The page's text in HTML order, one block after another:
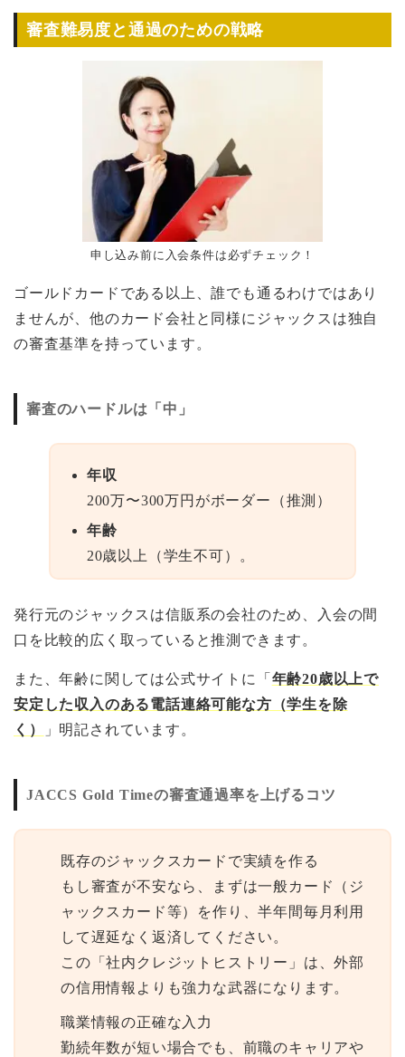
審査難易度と通過のための戦略
申し込み前に入会条件は必ずチェック！
ゴールドカードである以上、誰でも通るわけではあり
ませんが、他のカード会社と同様にジャックスは独自
の審査基準を持っています。
審査のハードルは「中」
年収
200万〜300万円がボーダー（推測）
年齢
20歳以上（学生不可）。
発行元のジャックスは信販系の会社のため、入会の間
口を比較的広く取っていると推測できます。
また、年齢に関しては公式サイトに「 年齢20歳以上で
安定した収入のある電話連絡可能な方（学生を除
く）
」明記されています。
JACCS Gold Timeの審査通過率を上げるコツ
既存のジャックスカードで実績を作る
もし審査が不安なら、まずは一般カード（ジ
ャックスカード等）を作り、半年間毎月利用
して遅延なく返済してください。
この「社内クレジットヒストリー」は、外部
の信用情報よりも強力な武器になります。
職業情報の正確な入力
勤続年数が短い場合でも、前職のキャリアや